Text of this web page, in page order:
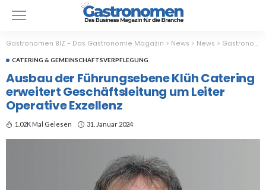
Gastronomen BIZ - Das Gastronomie Magazin > News > News > Gastronomie
CATERING & GEMEINSCHAFTSVERPFLEGUNG
Ausbau der Führungsebene Klüh Catering
erweitert Geschäftsleitung um Leiter
Operative Exzellenz
1.02K Mal Gelesen 31. Januar 2024